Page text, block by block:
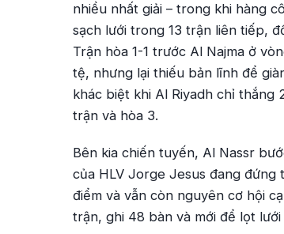
nhiều nhất giải – trong khi hàng
sạch lưới trong 13 trận liên tiếp,
Trận hòa 1-1 trước Al Najma ở
tệ, nhưng lại thiếu bản lĩnh để
khác biệt khi Al Riyadh chỉ thắng
trận và hòa 3.
Bên kia chiến tuyến, Al Nassr
của HLV Jorge Jesus đang đứng
điểm và vẫn còn nguyên cơ hội
trận, ghi 48 bàn và mới để lọt lưới